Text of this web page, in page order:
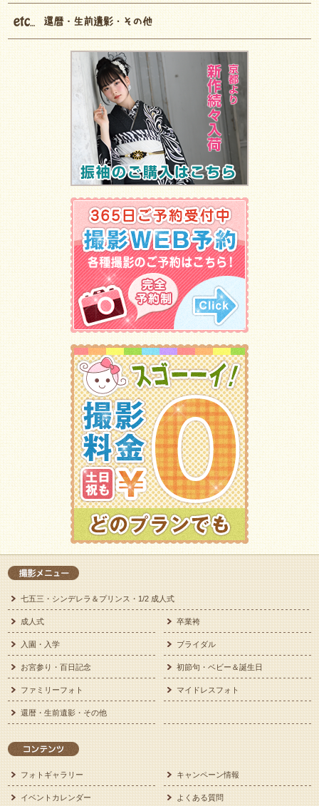
七五三・シンデレラ＆プリンス・1/2 成人式
成人式 卒業袴
入園・入学 ブライダル
お宮参り・百日記念 初節句・ベビー＆誕生日
ファミリーフォト マイドレスフォト
還暦・生前遺影・その他
フォトギャラリー キャンペーン情報
イベントカレンダー よくある質問